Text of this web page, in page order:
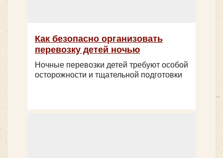
Mercedes Sprinter 907 (люкс)
Как безопасно организовать
перевозку детей ночью
Ночные перевозки детей требуют особой
осторожности и тщательной подготовки